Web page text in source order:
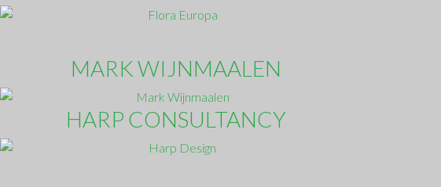
MARK WIJNMAALEN
HARP CONSULTANCY